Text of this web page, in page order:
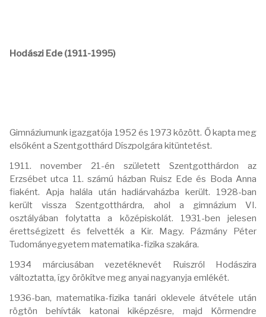
Hodászi Ede (1911-1995)
Gimnáziumunk igazgatója 1952 és 1973 között. Ő kapta meg
elsőként a Szentgotthárd Díszpolgára kitüntetést.
1911. november 21-én született Szentgotthárdon az
Erzsébet utca 11. számú házban Ruisz Ede és Boda Anna
fiaként. Apja halála után hadiárvaházba került. 1928-ban
került vissza Szentgotthárdra, ahol a gimnázium VI.
osztályában folytatta a középiskolát. 1931-ben jelesen
érettségizett és felvették a Kir. Magy. Pázmány Péter
Tudományegyetem matematika-fizika szakára.
1934 márciusában vezetéknevét Ruiszról Hodászira
változtatta, így örökítve meg anyai nagyanyja emlékét.
1936-ban, matematika-fizika tanári oklevele átvétele után
rögtön behívták katonai kiképzésre, majd Körmendre